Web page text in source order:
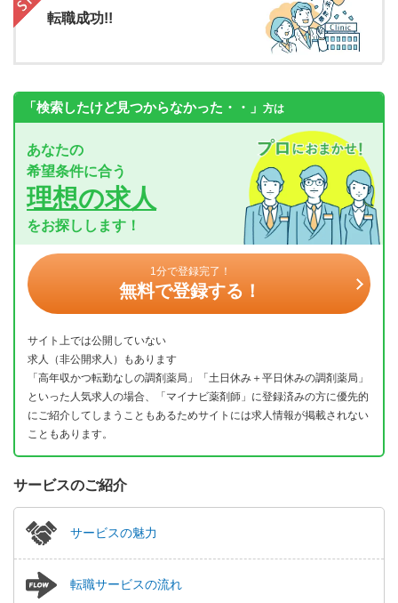
転職成功!!
「検索したけど見つからなかった・・」 方は
あなたの
希望条件に合う
理想の求人
をお探しします！
1分で登録完了！
無料で登録する！
サイト上では公開していない
求人（非公開求人）もあります
「高年収かつ転勤なしの調剤薬局」「土日休み＋平日休みの調剤薬局」
といった人気求人の場合、「マイナビ薬剤師」に登録済みの方に優先的
にご紹介してしまうこともあるためサイトには求人情報が掲載されない
こともあります。
サービスのご紹介
サービスの魅力
転職サービスの流れ